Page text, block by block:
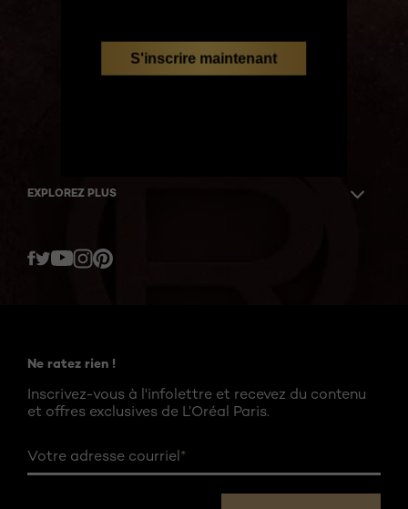
S'inscrire maintenant
BIEN
EXPLOREZ PLUS
Twitter
Ne ratez rien !
Inscrivez-vous à l'infolettre et recevez du contenu
et offres exclusives de L’Oréal Paris.
Votre adresse courriel*